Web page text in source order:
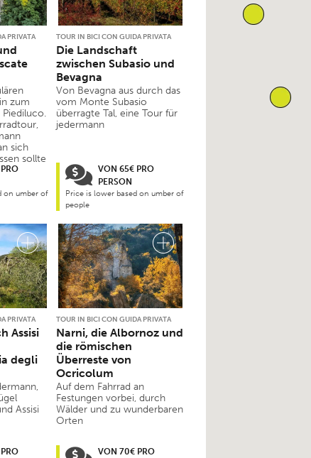
PRIVATA
zum
sich
sollte
on umber of
TOUR IN BICI CON GUIDA PRIVATA
Die Landschaft
zwischen Subasio und
Bevagna
Von Bevagna aus durch das
vom Monte Subasio
überragte Tal, eine Tour für
jedermann
VON 65€ PRO
PERSON
Price is lower based on umber of
people
PRIVATA
Assisi
degli
Assisi
TOUR IN BICI CON GUIDA PRIVATA
Narni, die Albornoz und
die römischen
Überreste von
Ocricolum
Auf dem Fahrrad an
Festungen vorbei, durch
Wälder und zu wunderbaren
Orten
VON 70€ PRO